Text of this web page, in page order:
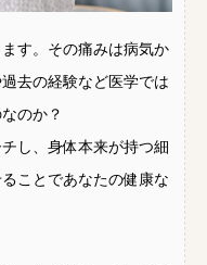
す。その痛みは病気か
去の経験など医学では
のか？
し、身体本来が持つ細
ことであなたの健康な